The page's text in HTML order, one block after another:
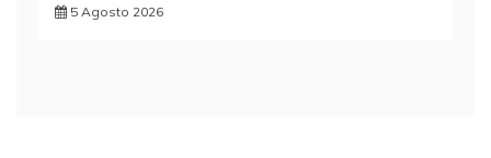
5 Agosto 2026